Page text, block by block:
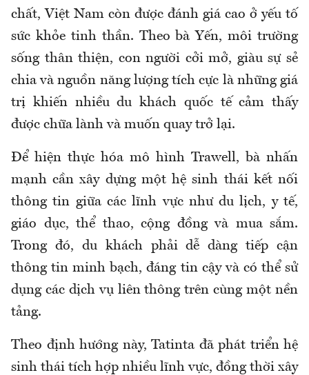
chất, Việt Nam còn được đánh giá cao ở yếu tố
sức khỏe tinh thần. Theo bà Yến, môi trường
sống thân thiện, con người cởi mở, giàu sự sẻ
chia và nguồn năng lượng tích cực là những giá
trị khiến nhiều du khách quốc tế cảm thấy
được chữa lành và muốn quay trở lại.
Để hiện thực hóa mô hình Trawell, bà nhấn
mạnh cần xây dựng một hệ sinh thái kết nối
thông tin giữa các lĩnh vực như du lịch, y tế,
giáo dục, thể thao, cộng đồng và mua sắm.
Trong đó, du khách phải dễ dàng tiếp cận
thông tin minh bạch, đáng tin cậy và có thể sử
dụng các dịch vụ liên thông trên cùng một nền
tảng.
Theo định hướng này, Tatinta đã phát triển hệ
sinh thái tích hợp nhiều lĩnh vực, đồng thời xây